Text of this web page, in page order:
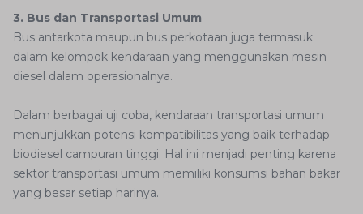
3. Bus dan Transportasi Umum
Bus antarkota maupun bus perkotaan juga termasuk
dalam kelompok kendaraan yang menggunakan mesin
diesel dalam operasionalnya.
Dalam berbagai uji coba, kendaraan transportasi umum
menunjukkan potensi kompatibilitas yang baik terhadap
biodiesel campuran tinggi. Hal ini menjadi penting karena
sektor transportasi umum memiliki konsumsi bahan bakar
yang besar setiap harinya.